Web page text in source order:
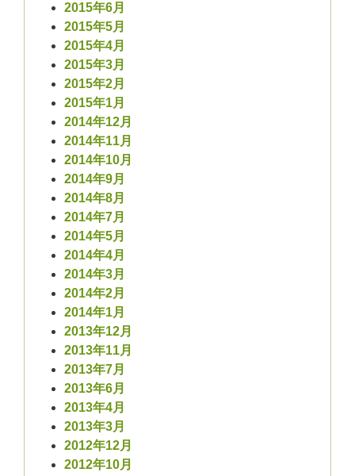
2015年6月
2015年5月
2015年4月
2015年3月
2015年2月
2015年1月
2014年12月
2014年11月
2014年10月
2014年9月
2014年8月
2014年7月
2014年5月
2014年4月
2014年3月
2014年2月
2014年1月
2013年12月
2013年11月
2013年7月
2013年6月
2013年4月
2013年3月
2012年12月
2012年10月